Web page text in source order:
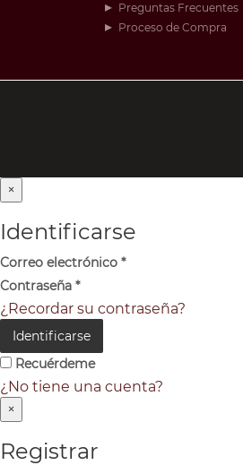
Preguntas Frecuentes
Proceso de Compra
×
Identificarse
Correo electrónico *
Contraseña *
¿Recordar su contraseña?
Identificarse
Recuérdeme
¿No tiene una cuenta?
×
Registrar